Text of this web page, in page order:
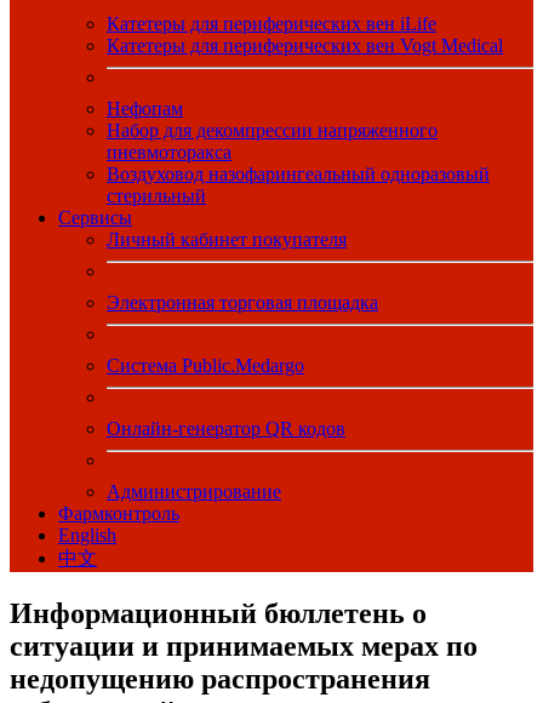
Катетеры для периферических вен iLife
Катетеры для периферических вен Vogt Medical
Нефопам
Набор для декомпрессии напряженного
пневмоторакса
Воздуховод назофарингеальный одноразовый
стерильный
Сервисы
Личный кабинет покупателя
Электронная торговая площадка
Система Public.Medargo
Онлайн-генератор QR кодов
Администрирование
Фармконтроль
English
中文
Информационный бюллетень о
ситуации и принимаемых мерах по
недопущению распространения